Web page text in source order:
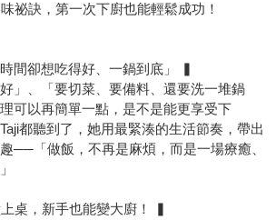
祕訣，第一次下廚也能輕鬆成功！
間卻想吃得好、一鍋到底」 ▍
」、「要切菜、要備料、還要洗一堆鍋
可以再簡單一點，是不是能更享受下
都聽到了，她用最緊湊的生活節奏，帶出
──「做飯，不再是麻煩，而是一場療癒、
桌，新手也能變大廚！ ▍